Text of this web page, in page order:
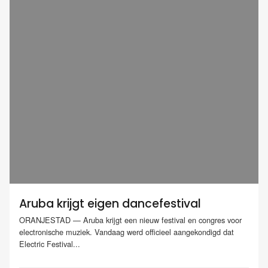
Aruba krijgt eigen dancefestival
ORANJESTAD — Aruba krijgt een nieuw festival en congres voor
electronische muziek. Vandaag werd officieel aangekondigd dat
Electric Festival...